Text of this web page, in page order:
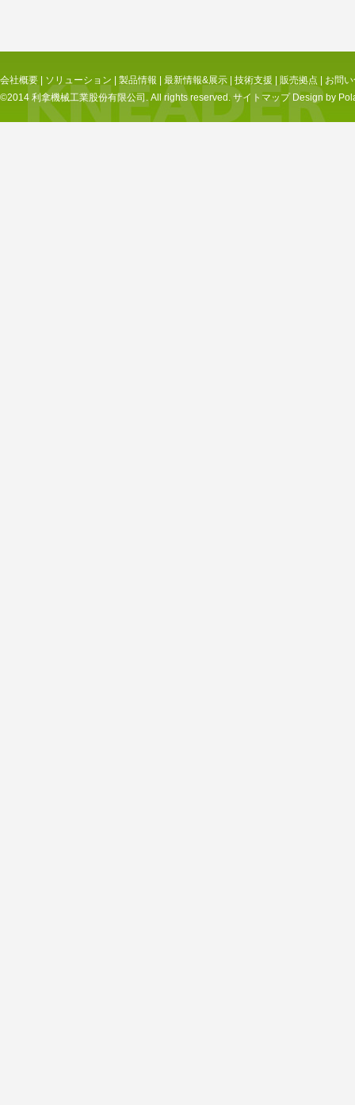
会社概要 | ソリューション | 製品情報 | 最新情報&展示 | 技術支援 | 販売拠点 | お問
©2014 利拿機械工業股份有限公司. All rights reserved.サイトマップ Design by